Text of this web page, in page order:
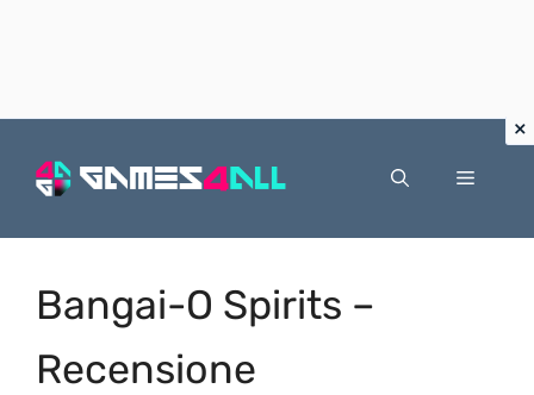
Menu
Bangai-O Spirits –
Recensione